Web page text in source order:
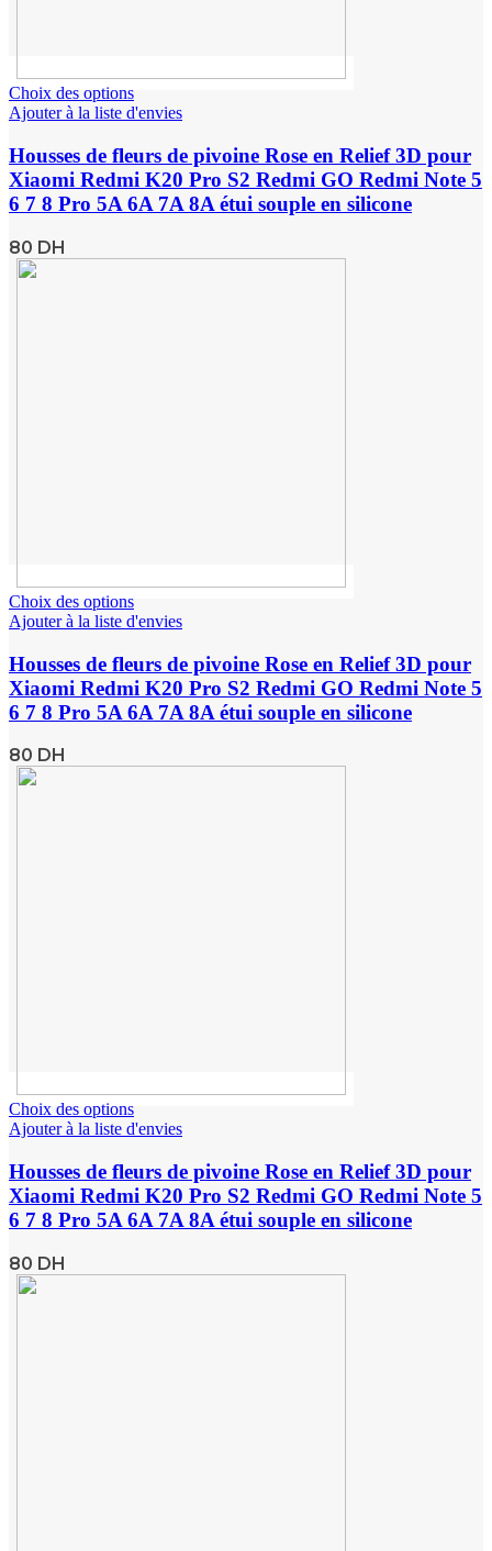
Choix des options
Ajouter à la liste d'envies
Housses de fleurs de pivoine Rose en Relief 3D pour
Xiaomi Redmi K20 Pro S2 Redmi GO Redmi Note 5
6 7 8 Pro 5A 6A 7A 8A étui souple en silicone
80 DH
Choix des options
Ajouter à la liste d'envies
Housses de fleurs de pivoine Rose en Relief 3D pour
Xiaomi Redmi K20 Pro S2 Redmi GO Redmi Note 5
6 7 8 Pro 5A 6A 7A 8A étui souple en silicone
80 DH
Choix des options
Ajouter à la liste d'envies
Housses de fleurs de pivoine Rose en Relief 3D pour
Xiaomi Redmi K20 Pro S2 Redmi GO Redmi Note 5
6 7 8 Pro 5A 6A 7A 8A étui souple en silicone
80 DH